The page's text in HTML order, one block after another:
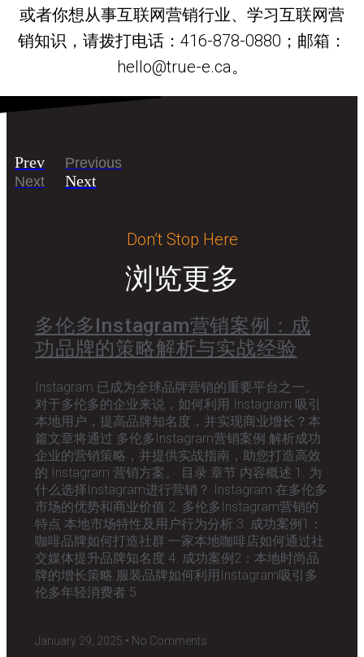
或者你想从事互联网营销行业、学习互联网营
销知识，请拨打电话：416-878-0880；邮箱：
hello@true-e.ca。
Prev
Previous
Next
Next
Don’t Stop Here
浏览更多
多伦多Instagram营销案例：成
功品牌的策略解析与实战经验
Instagram 已成为全球品牌营销的重要平台之一。
对于多伦多的企业来说，如何利用 Instagram 吸引
本地用户，提高品牌知名度，并实现商业增长？本
篇文章将通过 多伦多Instagram营销案例 解析成功
企业的营销策略，并提供实战指南，助您打造高效
的 Instagram 营销方案。 目录 章节 内容概述 1. 为
什么选择Instagram进行营销？ Instagram 在多伦多
市场的优势和商业价值 2. 多伦多Instagram营销的
特点 本地市场特性及用户行为分析 3. 成功案例1：
咖啡品牌如何打造社群 一家本地咖啡店如何通过社
交媒体提升品牌知名度 4. 成功案例2：本地时尚品
牌的增长策略 服装品牌如何利用Instagram吸引多
伦多年轻消费者 5.
January 29, 2025 No Comments